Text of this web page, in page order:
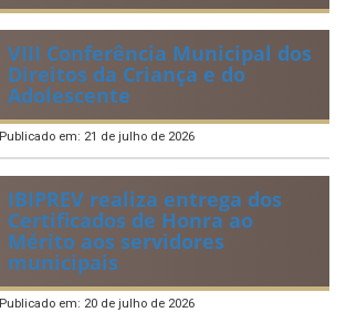
VIII Conferência Municipal dos
Direitos da Criança e do
Adolescente
Publicado em: 21 de julho de 2026
IBIPREV realiza entrega dos
Certificados de Honra ao
Mérito aos servidores
municipais
Publicado em: 20 de julho de 2026